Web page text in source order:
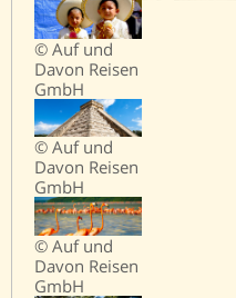
© Auf und
Davon Reisen
GmbH
© Auf und
Davon Reisen
GmbH
© Auf und
Davon Reisen
GmbH